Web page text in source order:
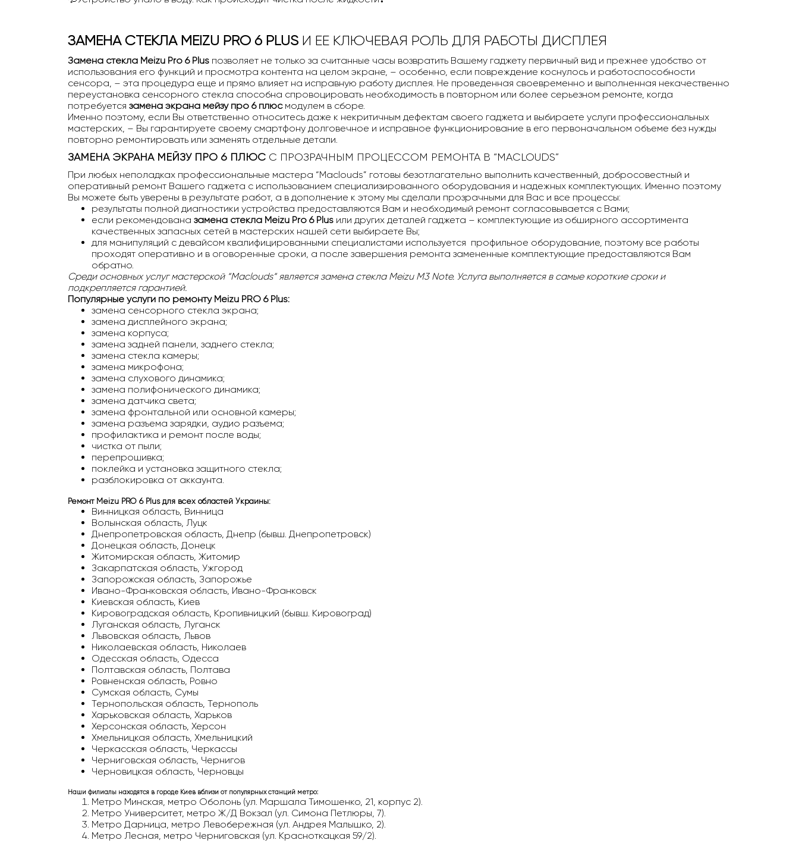
ЗАМЕНА СТЕКЛА MEIZU PRO 6 PLUS И ЕЕ КЛЮЧЕВАЯ РОЛЬ ДЛЯ РАБОТЫ ДИСПЛЕЯ
Замена стекла Meizu Pro 6 Plus позволяет не только за считанные часы возвратить Вашему гаджету первичный вид и прежнее удобство от
использования его функций и просмотра контента на целом экране, – особенно, если повреждение коснулось и работоспособности
сенсора, – эта процедура еще и прямо влияет на исправную работу дисплея. Не проведенная своевременно и выполненная некачественно
переустановка сенсорного стекла способна спровоцировать необходимость в повторном или более серьезном ремонте, когда
потребуется замена экрана мейзу про 6 плюс модулем в сборе.
Именно поэтому, если Вы ответственно относитесь даже к некритичным дефектам своего гаджета и выбираете услуги профессиональных
мастерских, – Вы гарантируете своему смартфону долговечное и исправное функционирование в его первоначальном объеме без нужды
повторно ремонтировать или заменять отдельные детали.
ЗАМЕНА ЭКРАНА МЕЙЗУ ПРО 6 ПЛЮС С ПРОЗРАЧНЫМ ПРОЦЕССОМ РЕМОНТА В “MACLOUDS”
При любых неполадках профессиональные мастера “Maclouds” готовы безотлагательно выполнить качественный, добросовестный и
оперативный ремонт Вашего гаджета с использованием специализированного оборудования и надежных комплектующих. Именно поэтому
Вы можете быть уверены в результате работ, а в дополнение к этому мы сделали прозрачными для Вас и все процессы:
результаты полной диагностики устройства предоставляются Вам и необходимый ремонт согласовывается с Вами;
если рекомендована замена стекла Meizu Pro 6 Plus или других деталей гаджета – комплектующие из обширного ассортимента
качественных запасных сетей в мастерских нашей сети выбираете Вы;
для манипуляций с девайсом квалифицированными специалистами используется профильное оборудование, поэтому все работы
проходят оперативно и в оговоренные сроки, а после завершения ремонта замененные комплектующие предоставляются Вам
обратно.
Среди основных услуг мастерской “Maclouds“ является замена стекла Meizu M3 Note. Услуга выполняется в самые короткие сроки и
подкрепляется гарантией.
Популярные услуги по ремонтуMeizu PRO 6 Plus:
замена сенсорного стекла экрана;
замена дисплейного экрана;
замена корпуса;
замена задней панели, заднего стекла;
замена стекла камеры;
замена микрофона;
замена слухового динамика;
замена полифонического динамика;
замена датчика света;
замена фронтальной или основной камеры;
замена разъема зарядки, аудио разъема;
профилактика и ремонт после воды;
чистка от пыли;
перепрошивка;
поклейка и установка защитного стекла;
разблокировка от аккаунта.
Ремонт Meizu PRO 6 Plus для всех областей Украины:
Винницкая область, Винница
Волынская область, Луцк
Днепропетровская область, Днепр (бывш. Днепропетровск)
Донецкая область, Донецк
Житомирская область, Житомир
Закарпатская область, Ужгород
Запорожская область, Запорожье
Ивано-Франковская область, Ивано-Франковск
Киевская область, Киев
Кировоградская область, Кропивницкий (бывш. Кировоград)
Луганская область, Луганск
Львовская область, Львов
Николаевская область, Николаев
Одесская область, Одесса
Полтавская область, Полтава
Ровненская область, Ровно
Сумская область, Сумы
Тернопольская область, Тернополь
Харьковская область, Харьков
Херсонская область, Херсон
Хмельницкая область, Хмельницкий
Черкасская область, Черкассы
Черниговская область, Чернигов
Черновицкая область, Черновцы
Наши филиалы находятся в городе Киев вблизи от популярных станций метро:
Метро Минская, метро Оболонь (ул. Маршала Тимошенко, 21, корпус 2).
Метро Университет, метро Ж/Д Вокзал (ул. Симона Петлюры, 7).
Метро Дарница, метро Левобережная (ул. Андрея Малышко, 2).
Метро Лесная, метро Черниговская (ул. Красноткацкая 59/2).